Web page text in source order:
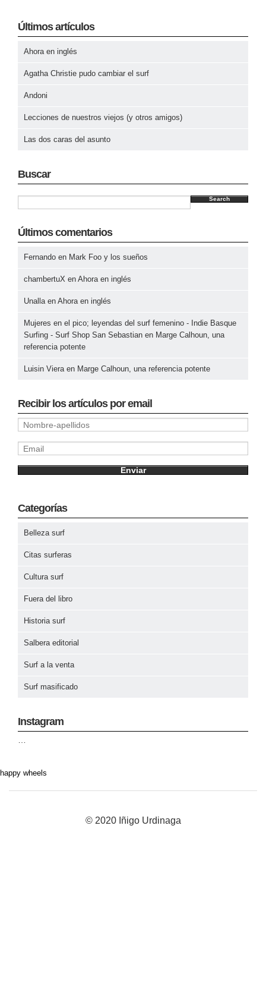
Últimos artículos
Ahora en inglés
Agatha Christie pudo cambiar el surf
Andoni
Lecciones de nuestros viejos (y otros amigos)
Las dos caras del asunto
Buscar
Search
Últimos comentarios
Fernando en Mark Foo y los sueños
chambertuX en Ahora en inglés
Unallaen Ahora en inglés
Mujeres en el pico; leyendas del surf femenino - Indie Basque
Surfing - Surf Shop San Sebastian en Marge Calhoun, una
referencia potente
Luisin Vieraen Marge Calhoun, una referencia potente
Recibir los artículos por email
Categorías
Belleza surf
Citas surferas
Cultura surf
Fuera del libro
Historia surf
Salbera editorial
Surf a la venta
Surf masificado
Instagram
happy wheels
© 2020 Iñigo Urdinaga